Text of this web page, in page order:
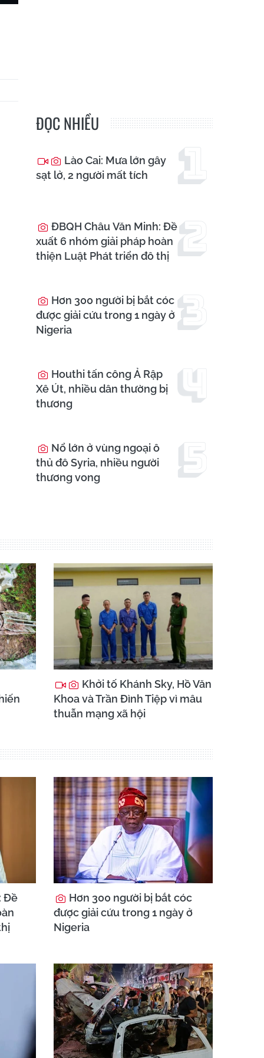
ĐỌC NHIỀU
Lào Cai: Mưa lớn gây
sạt lở, 2 người mất tích
ĐBQH Châu Văn Minh: Đề
xuất 6 nhóm giải pháp hoàn
thiện Luật Phát triển đô thị
Hơn 300 người bị bắt cóc
được giải cứu trong 1 ngày ở
Nigeria
Houthi tấn công Ả Rập
Xê Út, nhiều dân thường bị
thương
Nổ lớn ở vùng ngoại ô
thủ đô Syria, nhiều người
thương vong
Khởi tố Khánh Sky, Hồ Văn
Khoa và Trần Đình Tiệp vì mâu
thuẫn mạng xã hội
Đề
Hơn 300 người bị bắt cóc
được giải cứu trong 1 ngày ở
Nigeria